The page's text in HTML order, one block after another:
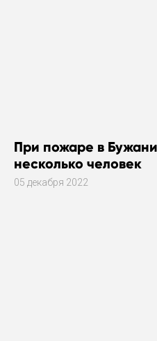
При пожаре в
несколько человек
05 декабря 2022